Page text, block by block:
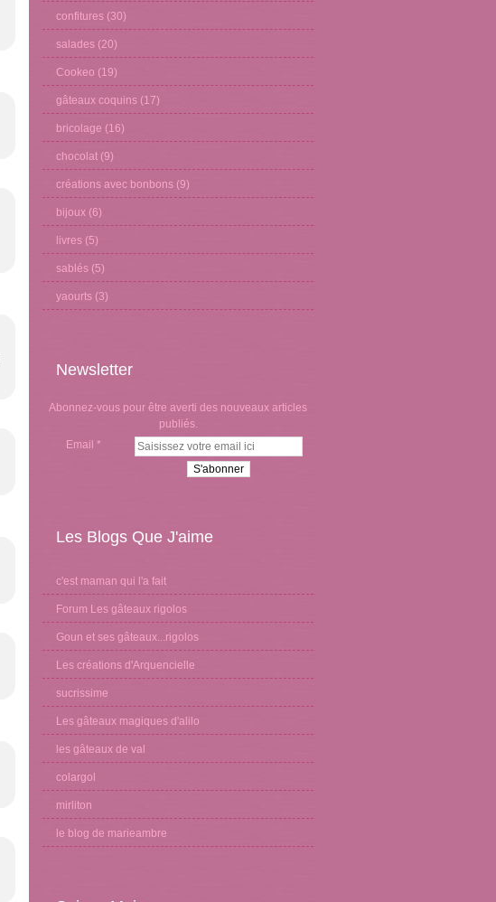
confitures (30)
salades (20)
Cookeo (19)
gâteaux coquins (17)
bricolage (16)
chocolat (9)
créations avec bonbons (9)
bijoux (6)
livres (5)
sablés (5)
yaourts (3)
Newsletter
Abonnez-vous pour être averti des nouveaux articles
publiés.
Email
Les Blogs Que J'aime
c'est maman qui l'a fait
Forum Les gâteaux rigolos
Goun et ses gâteaux...rigolos
Les créations d'Arquencielle
sucrissime
Les gâteaux magiques d'alilo
les gâteaux de val
colargol
mirliton
le blog de marieambre